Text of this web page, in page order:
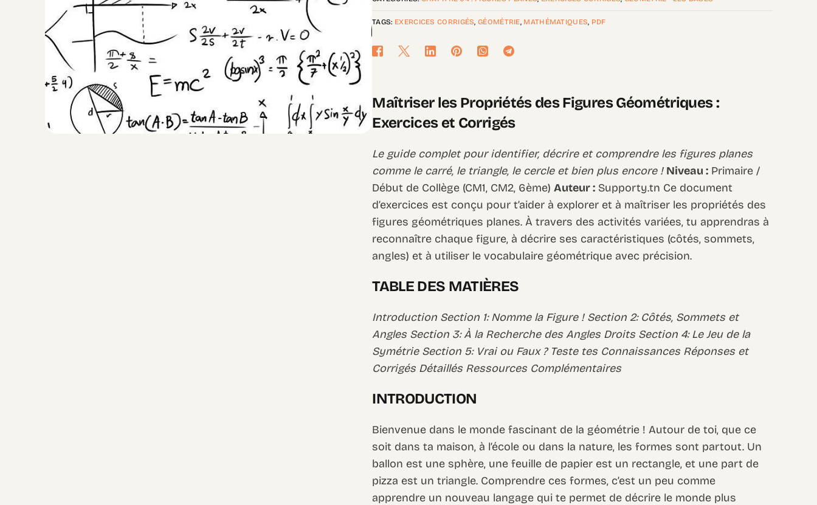
TAGS: EXERCICES CORRIGÉS ,GÉOMÉTRIE MATHÉMATIQUES PDF
Maîtriser les Propriétés des Figures Géométriques :
Exercices et Corrigés
Le guide complet pour identifier, décrire et comprendre les figures planes
comme le carré, le triangle, le cercle et bien plus encore ! Niveau : Primaire /
Début de Collège (CM1, CM2, 6ème)Auteur : Supporty.tn Ce document
d’exercices est conçu pour t’aider à explorer et à maîtriser les propriétés des
figures géométriques planes. À travers des activités variées, tu apprendras à
reconnaître chaque figure, à décrire ses caractéristiques (côtés, sommets,
angles) et à utiliser le vocabulaire géométrique avec précision.
TABLE DES MATIÈRES
Introduction Section 1: Nomme la Figure ! Section 2: Côtés, Sommets et
Angles Section 3: À la Recherche des Angles Droits Section 4: Le Jeu de la
Symétrie Section 5: Vrai ou Faux ? Teste tes Connaissances Réponses et
Corrigés Détaillés Ressources Complémentaires
INTRODUCTION
Bienvenue dans le monde fascinant de la géométrie ! Autour de toi, que ce
soit dans ta maison, à l’école ou dans la nature, les formes sont partout. Un
ballon est une sphère, une feuille de papier est un rectangle, et une part de
pizza est un triangle. Comprendre ces formes, c’est un peu comme
apprendre un nouveau langage qui te permet de décrire le monde plus